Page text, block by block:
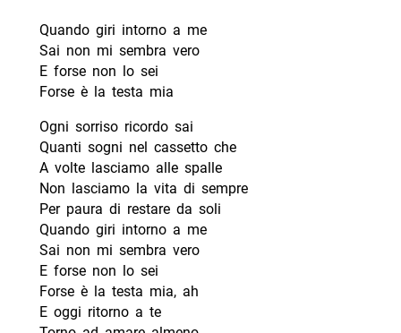
Quando giri intorno a me
Sai non mi sembra vero
E forse non lo sei
Forse è la testa mia
Ogni sorriso ricordo sai
Quanti sogni nel cassetto che
A volte lasciamo alle spalle
Non lasciamo la vita di sempre
Per paura di restare da soli
Quando giri intorno a me
Sai non mi sembra vero
E forse non lo sei
Forse è la testa mia, ah
E oggi ritorno a te